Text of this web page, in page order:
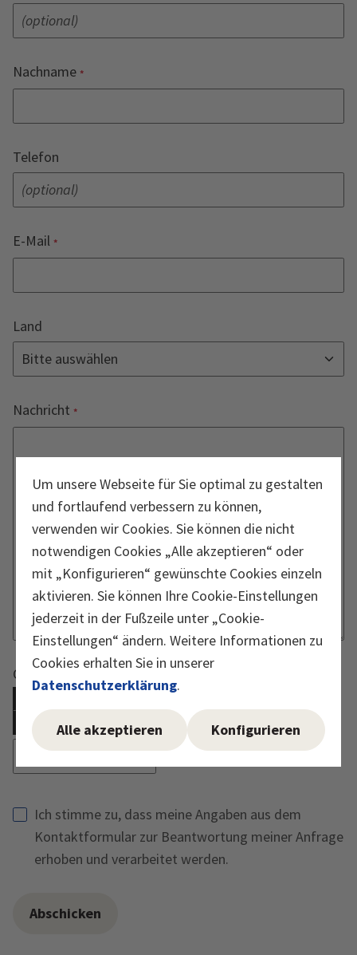
Um unsere Webseite für Sie optimal zu gestalten
und fortlaufend verbessern zu können,
verwenden wir Cookies. Sie können die nicht
notwendigen Cookies „Alle akzeptieren“ oder
mit „Konfigurieren“ gewünschte Cookies einzeln
aktivieren. Sie können Ihre Cookie-Einstellungen
jederzeit in der Fußzeile unter „Cookie-
Einstellungen“ ändern. Weitere Informationen zu
Cookies erhalten Sie in unserer
Datenschutzerklärung.
Alle akzeptieren Konfigurieren
Nachname
Telefon
E-Mail
Land
Nachricht
Captcha muss ausgeführt werden
Reload Captcha
Ich stimme zu, dass meine Angaben aus dem
Kontaktformular zur Beantwortung meiner Anfrage
erhoben und verarbeitet werden.